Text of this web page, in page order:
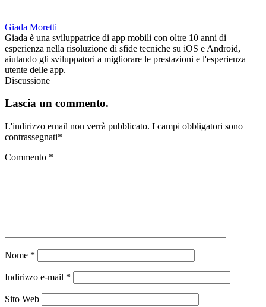
Giada Moretti
Giada è una sviluppatrice di app mobili con oltre 10 anni di
esperienza nella risoluzione di sfide tecniche su iOS e Android,
aiutando gli sviluppatori a migliorare le prestazioni e l'esperienza
utente delle app.
Discussione
Lascia un commento.
L'indirizzo email non verrà pubblicato. I campi obbligatori sono
contrassegnati*
Commento *
Nome *
Indirizzo e-mail *
Sito Web